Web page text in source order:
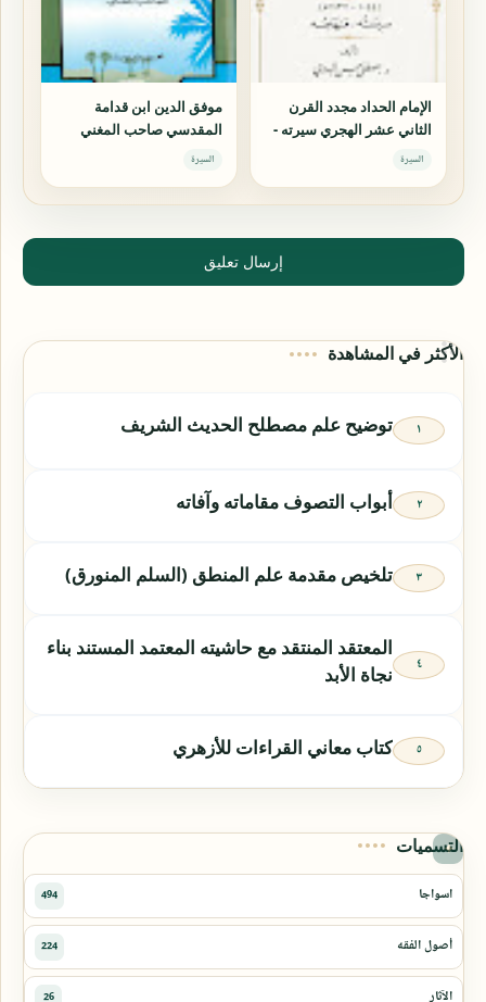
الإمام الحداد مجدد القرن
الثاني عشر الهجري سيرته -
منهجه
السيرة
موفق الدين ابن قدامة
المقدسي صاحب المغني
السيرة
إرسال تعليق
الأكثر في المشاهدة
توضيح علم مصطلح الحديث الشريف
أبواب التصوف مقاماته وآفاته
تلخيص مقدمة علم المنطق (السلم المنورق)
المعتقد المنتقد مع حاشيته المعتمد المستند بناء
نجاة الأبد
كتاب معاني القراءات للأزهري
التسميات